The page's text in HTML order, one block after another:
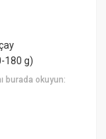
180 g)
burada okuyun: